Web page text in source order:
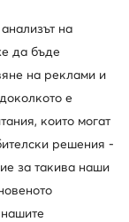
на
да бъде
на реклами и
е
които могат
решения -
за такива наши